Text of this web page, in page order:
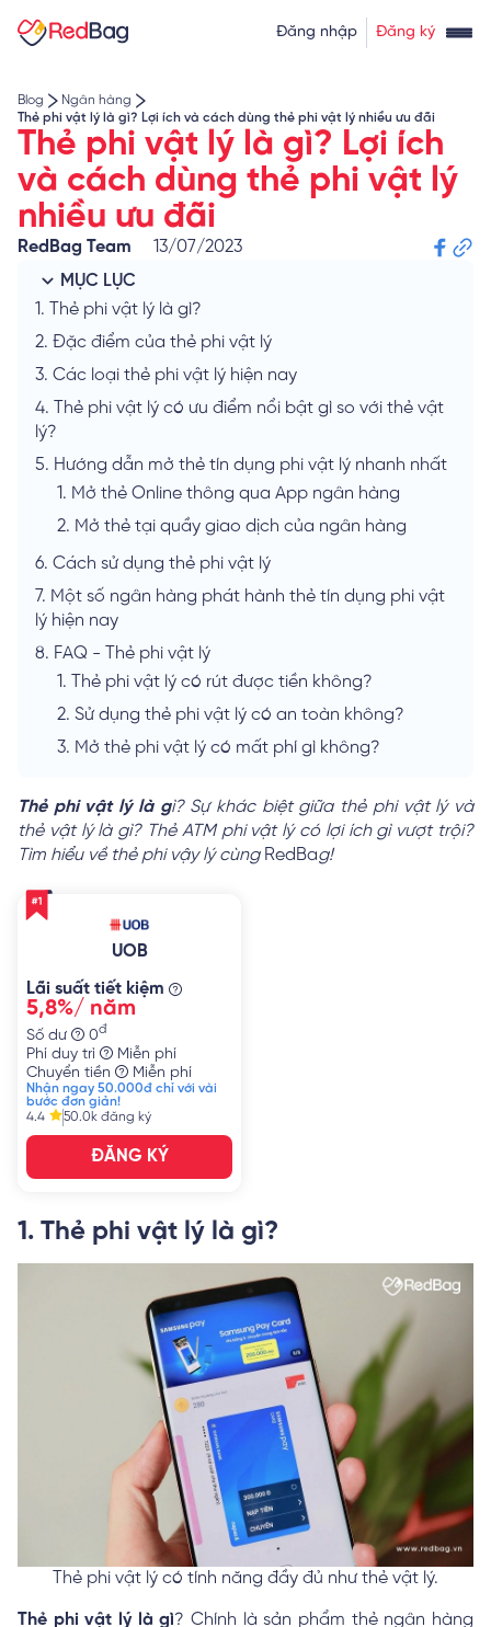
Đăng nhập Đăng ký
Tính lãi vay
Về chúng tôi
Blog
Ngân hàng
Thẻ phi vật lý là gì? Lợi ích và cách dùng thẻ phi vật lý nhiều ưu đãi
Thẻ phi vật lý là gì? Lợi ích
và cách dùng thẻ phi vật lý
nhiều ưu đãi
RedBag Team
13/07/2023
MỤC LỤC
1.
Thẻ phi vật lý là gì?
2. Đặc điểm của thẻ phi vật lý
3. Các loại thẻ phi vật lý hiện nay
4.
Thẻ phi vật lý có ưu điểm nổi bật gì so với thẻ vật
lý?
5. Hướng dẫn mở thẻ tín dụng phi vật lý nhanh nhất
1. Mở thẻ Online thông qua App ngân hàng
2. Mở thẻ tại quầy giao dịch của ngân hàng
6. Cách sử dụng thẻ phi vật lý
7. Một số ngân hàng phát hành thẻ tín dụng phi vật
lý hiện nay
8. FAQ - Thẻ phi vật lý
1.
Thẻ phi vật lý có rút được tiền không?
2. Sử dụng thẻ phi vật lý có an toàn không?
3. Mở thẻ phi vật lý có mất phí gì không?
Thẻ phi vật lý là gì? Sự khác biệt giữa thẻ phi vật lý và
thẻ vật lý là gì? Thẻ ATM phi vật lý có lợi ích gì vượt trội?
Tìm hiểu về thẻ phi vậy lý cùng RedBag!
UOB
Lãi suất tiết kiệm
5,8%/ năm
Số dư 0đ
Phí duy trì
Miễn phí
Chuyển tiền
Miễn phí
Nhận ngay 50.000đ chỉ với vài
bước đơn giản!
4.4
50.0k đăng ký
ĐĂNG KÝ
1. Thẻ phi vật lý là gì?
Thẻ phi vật lý có tính năng đầy đủ như thẻ vật lý.
Thẻ phi vật lý là gì? Chính là sản phẩm thẻ ngân hàng